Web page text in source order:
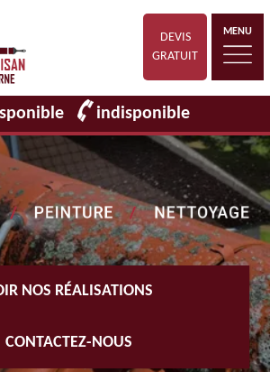
DEVIS
GRATUIT
MENU
indisponible
NOS RÉALISATIONS
CONTACTEZ-NOUS